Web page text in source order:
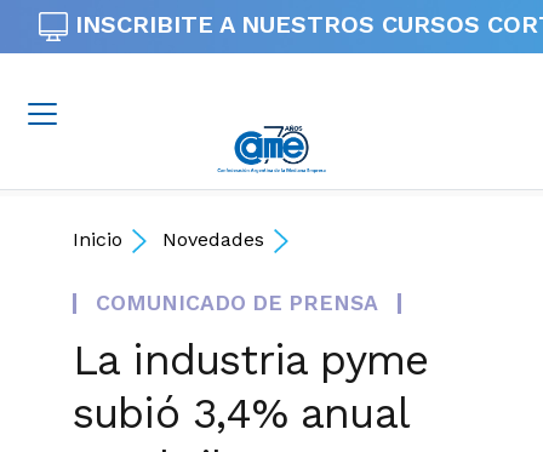
INSCRIBITE A NUESTROS CURSOS
Inicio Novedades
COMUNICADO DE PRENSA
La industria pyme
subió 3,4% anual